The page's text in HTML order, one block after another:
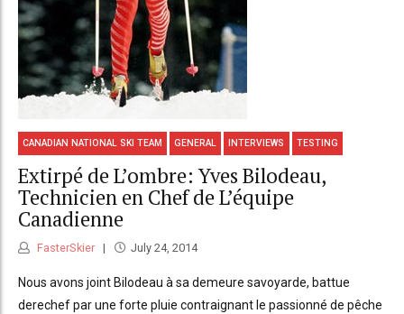
CANADIAN NATIONAL SKI TEAM GENERAL INTERVIEWS TESTING
Extirpé de L’ombre: Yves Bilodeau,
Technicien en Chef de L’équipe
Canadienne
FasterSkier July 24, 2014
Nous avons joint Bilodeau à sa demeure savoyarde, battue
derechef par une forte pluie contraignant le passionné de pêche